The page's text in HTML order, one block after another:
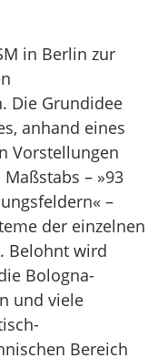
in Berlin zur
Die Grundidee
anhand eines
Vorstellungen
– »93
–
der einzelnen
Belohnt wird
Bologna-
und viele
Bereich